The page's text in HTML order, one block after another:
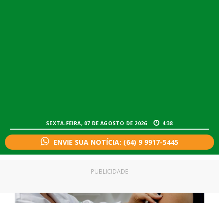
SEXTA-FEIRA, 07 DE AGOSTO DE 2026 4:38
ENVIE SUA NOTÍCIA: (64) 9 9917-5445
PUBLICIDADE